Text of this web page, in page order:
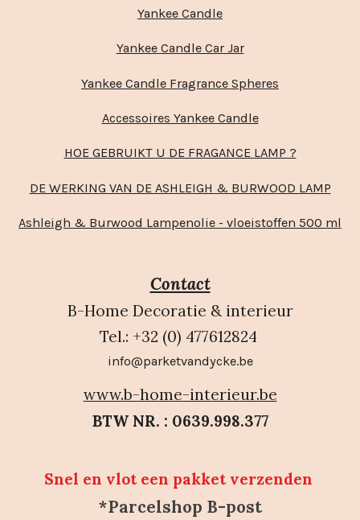
Yankee Candle
Yankee Candle Car Jar
Yankee Candle Fragrance Spheres
Accessoires Yankee Candle
HOE GEBRUIKT U DE FRAGANCE LAMP ?
DE WERKING VAN DE ASHLEIGH & BURWOOD LAMP
Ashleigh & Burwood Lampenolie - vloeistoffen 500 ml
Contact
B-Home Decoratie & interieur
Tel.: +32 (0) 477612824
info@parketvandycke.be
www.b-home-interieur.be
BTW NR. : 0639.998.377
Snel en vlot een pakket verzenden
*Parcelshop B-post